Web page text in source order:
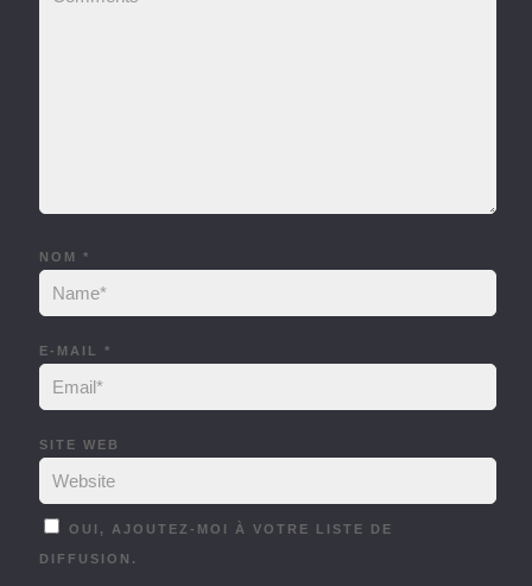
NOM *
E-MAIL *
SITE WEB
OUI, AJOUTEZ-MOI À VOTRE LISTE DE
DIFFUSION.